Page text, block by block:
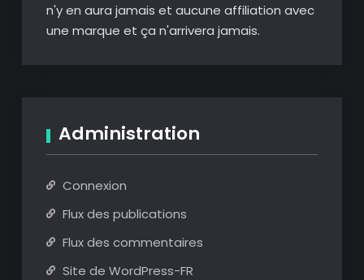
n'y en aura jamais et aucune affiliation avec
une marque et ça n'arrivera jamais.
Administration
Connexion
Flux des publications
Flux des commentaires
Site de WordPress-FR